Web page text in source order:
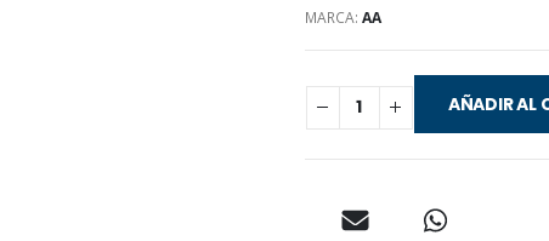
MARCA: AA
AÑADIR AL